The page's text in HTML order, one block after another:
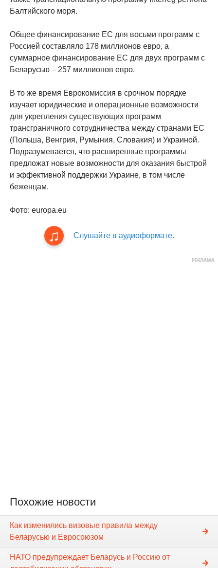
Балтийского моря.
Общее финансирование ЕС для восьми программ с
Россией составляло 178 миллионов евро, а
суммарное финансирование ЕС для двух программ с
Беларусью – 257 миллионов евро.
В то же время Еврокомиссия в срочном порядке
изучает юридические и операционные возможности
для укрепления существующих программ
трансграничного сотрудничества между странами ЕС
(Польша, Венгрия, Румыния, Словакия) и Украиной.
Подразумевается, что расширенные программы
предложат новые возможности для оказания быстрой
и эффективной поддержки Украине, в том числе
беженцам.
Фото: europa.eu
Слушайте в аудиоформате.
Похожие новости
Как изменились визовые правила между
Беларусью и Евросоюзом
НАТО предупреждает Беларусь и Россию от